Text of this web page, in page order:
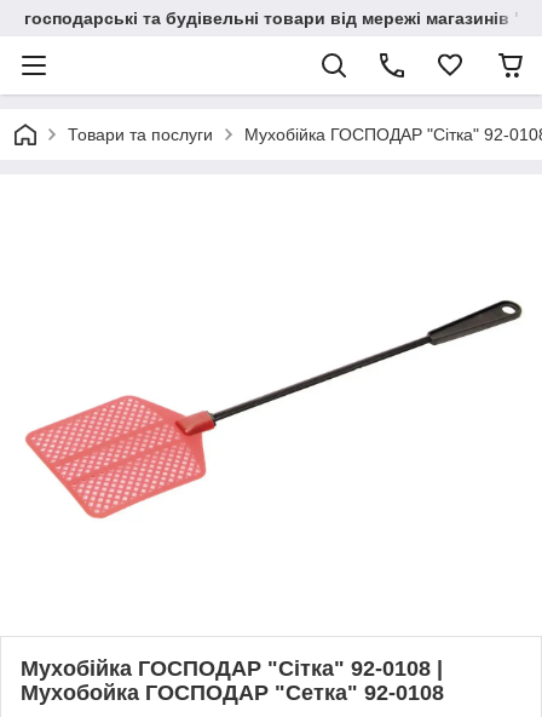
господарські та будівельні товари від мережі магазинів
Товари та послуги Мухобійка ГОСПОДАР "Сітка" 92-
Мухобійка ГОСПОДАР "Сітка" 92-0108 |
Мухобойка ГОСПОДАР "Сетка" 92-0108